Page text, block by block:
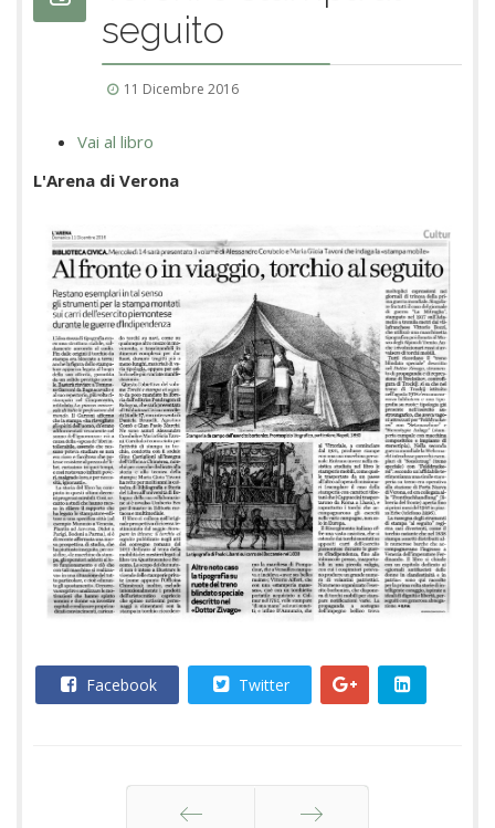
seguito
11 Dicembre 2016
Vai al libro
L'Arena di Verona
Facebook Twitter